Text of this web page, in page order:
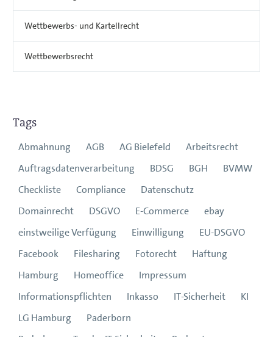
Wettbewerbs- und Kartellrecht
Wettbewerbsrecht
Tags
Abmahnung AGB AG Bielefeld
Arbeitsrecht
Auftragsdatenverarbeitung
BDSG BGH
BVMW
Checkliste
Compliance
Datenschutz
Domainrecht
DSGVO E-Commerce
ebay
einstweilige Verfügung
Einwilligung
EU-DSGVO
Facebook
Filesharing Fotorecht
Haftung
Hamburg
Homeoffice
Impressum
Informationspflichten
Inkasso IT-Sicherheit
KI
LG Hamburg
Paderborn